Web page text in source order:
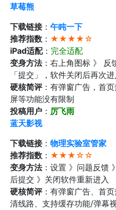
草莓熊
下载链接： 午盹一下
推荐指数 ： ★★★★☆
iPad适配： 完全适配
变身方法：右上角图标 》 反
「提交」，软件关闭后再次进
硬核简评：有弹窗广告，首
屏等功能没有限制
投稿用户 ： 厉飞雨
蓝天影视
下载链接： 物理实验室管家
推荐指数 ： ★★★☆☆
变身方法：设置 》问题反馈
后提交 》关闭软件重新进入
硬核简评：有弹窗广告、首
清线路、支持缓存功能/弹幕